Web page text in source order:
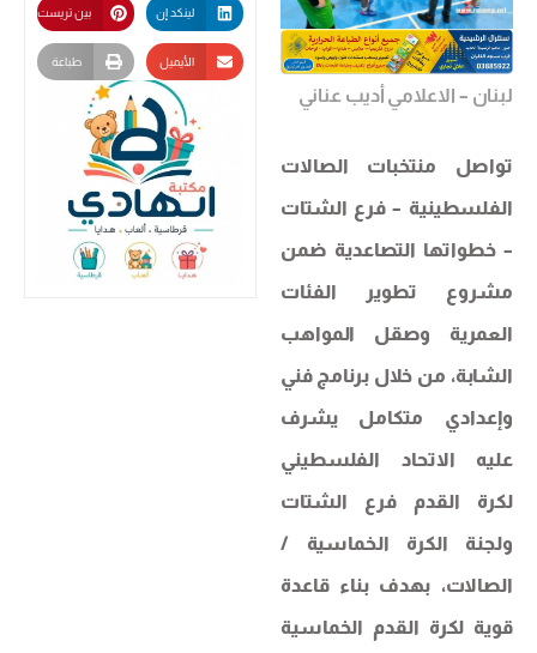
لبنان – الاعلامي أديب عناني
تواصل منتخبات الصالات
الفلسطينية – فرع الشتات
– خطواتها التصاعدية ضمن
مشروع تطوير الفئات
العمرية وصقل المواهب
الشابة، من خلال برنامج فني
وإعدادي متكامل يشرف
عليه الاتحاد الفلسطيني
لكرة القدم فرع الشتات
ولجنة الكرة الخماسية /
الصالات، بهدف بناء قاعدة
قوية لكرة القدم الخماسية
لينكد إن بين تريست
الأيميل طباعة